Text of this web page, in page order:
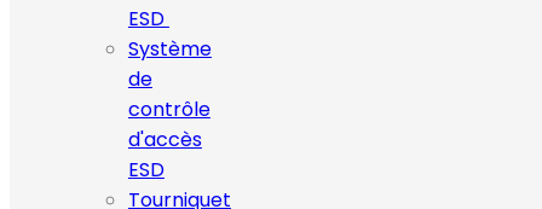
ESD
Système
de
contrôle
d'accès
ESD
Tourniquet